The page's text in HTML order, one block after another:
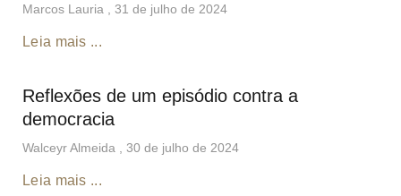
Marcos Lauria 31 de julho de 2024
Leia mais ...
Reflexões de um episódio contra a
democracia
Walceyr Almeida 30 de julho de 2024
Leia mais ...